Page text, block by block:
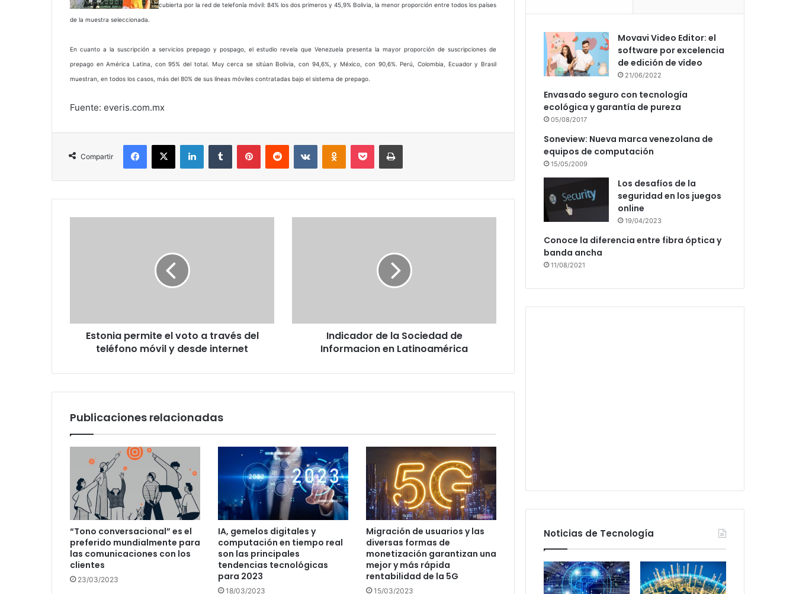
cubierta por la red de telefonía móvil: 84% los dos primeros y 45,9% Bolivia, la menor proporción entre todos los países
de la muestra seleccionada.
En cuanto a la suscripción a servicios prepago y pospago, el estudio revela que Venezuela presenta la mayor proporción de suscripciones de
prepago en América Latina, con 95% del total. Muy cerca se sitúan Bolivia, con 94,6%, y México, con 90,6%. Perú, Colombia, Ecuador y Brasil
muestran, en todos los casos, más del 80% de sus líneas móviles contratadas bajo el sistema de prepago.
Fuente: everis.com.mx
Compartir
Facebook
X LinkedInTumblr PinterestReddit VKontakteOdnoklassniki
Pocket Imprimir
móvil
Estonia permite el voto a través del
teléfono móvil y desde internet
Indicador de la Sociedad de
Informacion en Latinoamérica
Publicaciones relacionadas
“Tono conversacional” es el
preferido mundialmente para
las comunicaciones con los
clientes
23/03/2023
IA, gemelos digitales y
computación en tiempo real
son las principales
tendencias tecnológicas
para 2023
18/03/2023
Migración de usuarios y las
diversas formas de
monetización garantizan una
mejor y más rápida
rentabilidad de la 5G
15/03/2023
Movavi Video Editor: el
software por excelencia
de edición de vídeo
21/06/2022
Envasado seguro con tecnología
ecológica y garantía de pureza
05/08/2017
Soneview: Nueva marca venezolana de
equipos de computación
15/05/2009
Los desafíos de la
seguridad en los juegos
online
19/04/2023
Conoce la diferencia entre fibra óptica y
banda ancha
11/08/2021
Noticias de Tecnología